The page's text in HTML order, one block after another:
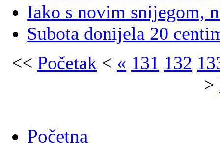
Iako s novim snijegom,
Subota donijela 20
<< Početak < « 131 132
>
Početna